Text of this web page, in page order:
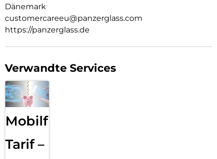
Dänemark
customercareeu@panzerglass.com
https://panzerglass.de
Verwandte Services
Mobilfunk
Tarif –